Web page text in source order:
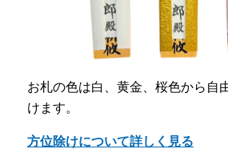
お札の色は白、黄金、桜色から自
けます。
方位除けについて詳しく見る